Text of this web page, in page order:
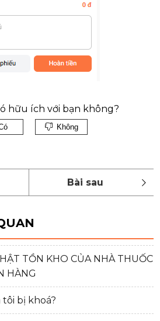
hữu ích với bạn không?
Không
TỒN KHO CỦA NHÀ THUỐC
HÀNG
tôi bị khoá?